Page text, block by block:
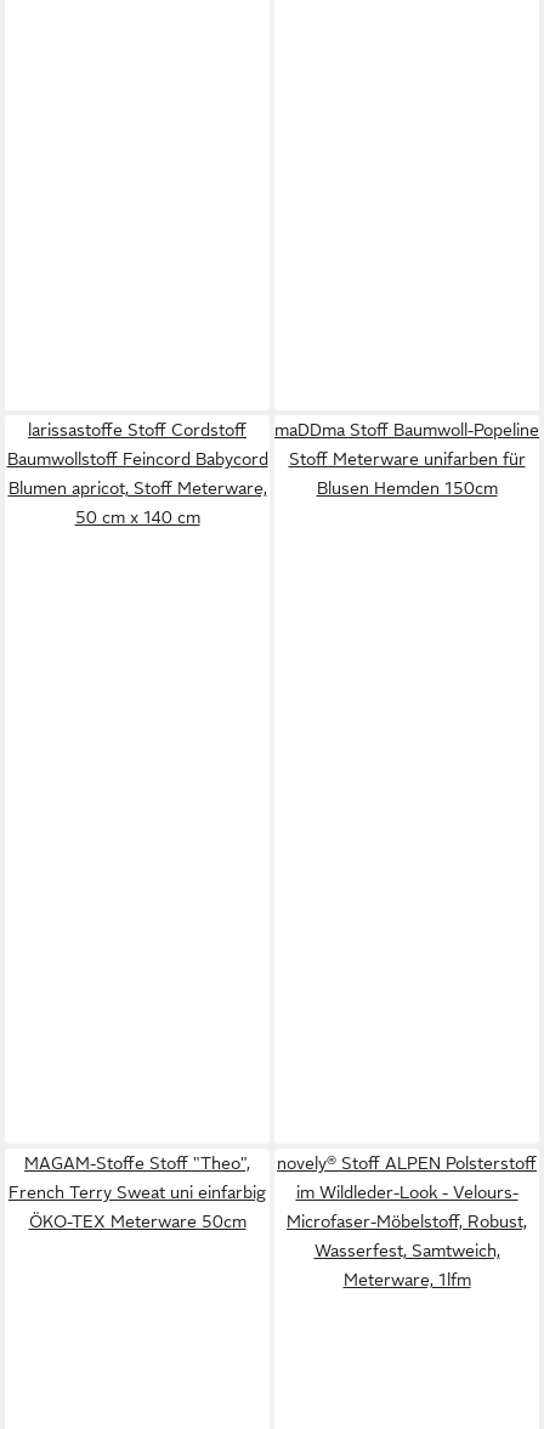
larissastoffe Stoff Cordstoff
Baumwollstoff Feincord Babycord
Blumen apricot, Stoff Meterware,
50 cm x 140 cm
maDDma Stoff Baumwoll-Popeline
Stoff Meterware unifarben für
Blusen Hemden 150cm
MAGAM-Stoffe Stoff "Theo",
French Terry Sweat uni einfarbig
ÖKO-TEX Meterware 50cm
novely® Stoff ALPEN Polsterstoff
im Wildleder-Look - Velours-
Microfaser-Möbelstoff, Robust,
Wasserfest, Samtweich,
Meterware, 1lfm